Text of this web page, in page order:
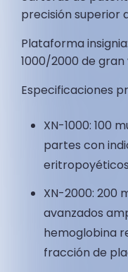
precisión superior
Plataforma
1000/2000 de
Especificaciones
XN-1000: 100
partes con
XN-2000: 200
avanzados
hemoglobina
fracción de